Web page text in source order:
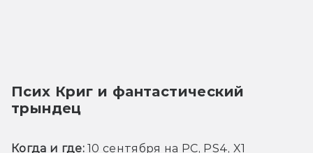
Псих Криг и фантастический
трындец
Когда и где: 10 сентября на PC, PS4, X1